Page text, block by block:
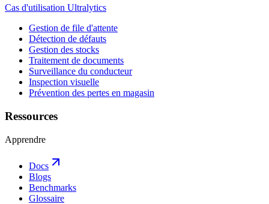
Cas d'utilisation Ultralytics
Gestion de file d'attente
Détection de défauts
Gestion des stocks
Traitement de documents
Surveillance du conducteur
Inspection visuelle
Prévention des pertes en magasin
Ressources
Apprendre
Docs
Blogs
Benchmarks
Glossaire